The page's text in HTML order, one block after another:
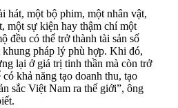
hát, một bộ phim, một nhân vật,
một sự kiện hay thậm chí một
đều có thể trở thành tài sản số
pháp lý phù hợp. Khi đó,
lại ở giá trị tinh thần mà còn trở
khả năng tạo doanh thu, tạo
sắc Việt Nam ra thế giới”, ông